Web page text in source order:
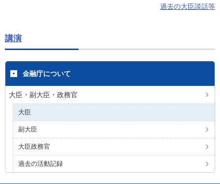
過去の大臣談話等
講演
金融庁について
大臣・副大臣・政務官
大臣
副大臣
大臣政務官
過去の活動記録